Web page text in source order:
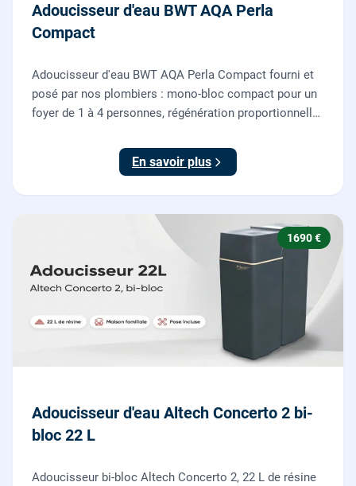
Adoucisseur d'eau BWT AQA Perla
Compact
Adoucisseur d'eau BWT AQA Perla Compact fourni et
posé par nos plombiers : mono-bloc compact pour un
foyer de 1 à 4 personnes, régénération proportionnelle
toute la maison du calcaire.
En savoir plus
1690 €
Adoucisseur d'eau Altech Concerto 2 bi-
bloc 22 L
Adoucisseur bi-bloc Altech Concerto 2, 22 L de résine